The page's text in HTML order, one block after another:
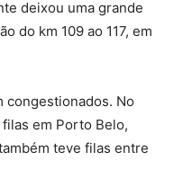
deixou uma grande
do km 109 ao 117, em
congestionados. No
em Porto Belo,
teve filas entre